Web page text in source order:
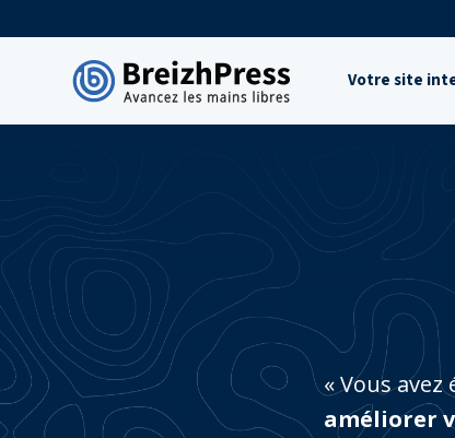
au
Votre site
« Vous
améliorer